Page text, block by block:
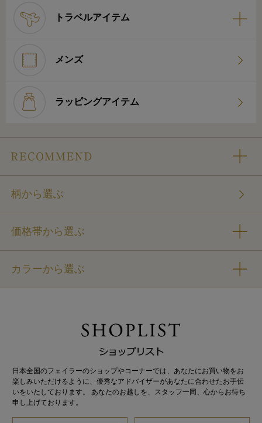
トラベルアイテム
メンズ
ラッピングアイテム
柄から選ぶ
価格帯から選ぶ
カラーから選ぶ
日本全国のフェイラーのショップやコーナーでは、あなたにお買い物をお
楽しみいただけるように、優秀なアドバイザーがあなたに合わせたお手伝
いをいたしております。 あなたのお越しを、スタッフ一同、心からお待ち
申し上げております。